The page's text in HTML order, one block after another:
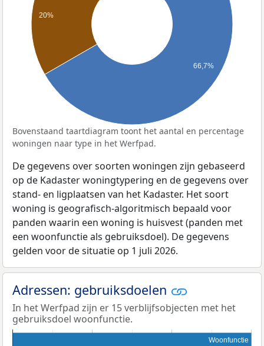
20%
66,7%
Bovenstaand taartdiagram toont het aantal en percentage
woningen naar type in het Werfpad.
De gegevens over soorten woningen zijn gebaseerd
op de Kadaster woningtypering en de gegevens over
stand- en ligplaatsen van het Kadaster. Het soort
woning is geografisch-algoritmisch bepaald voor
panden waarin een woning is huisvest (panden met
een woonfunctie als gebruiksdoel). De gegevens
gelden voor de situatie op 1 juli 2026.
Adressen: gebruiksdoelen
In het Werfpad zijn er 15 verblijfsobjecten met het
gebruiksdoel woonfunctie.
Woonfunctie